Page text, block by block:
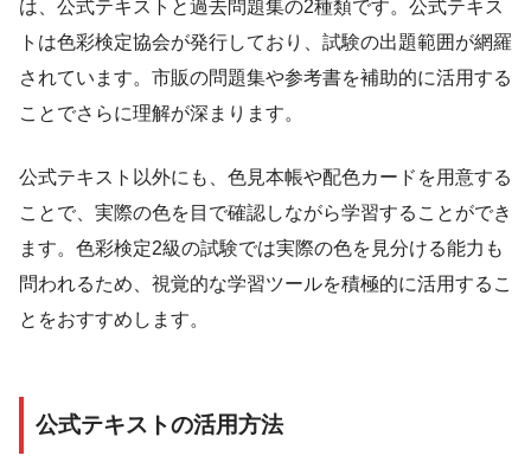
は、公式テキストと過去問題集の2種類です。公式テキス
トは色彩検定協会が発行しており、試験の出題範囲が網羅
されています。市販の問題集や参考書を補助的に活用する
ことでさらに理解が深まります。
公式テキスト以外にも、色見本帳や配色カードを用意する
ことで、実際の色を目で確認しながら学習することができ
ます。色彩検定2級の試験では実際の色を見分ける能力も
問われるため、視覚的な学習ツールを積極的に活用するこ
とをおすすめします。
公式テキストの活用方法